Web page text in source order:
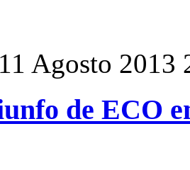
Agosto 2013
de ECO